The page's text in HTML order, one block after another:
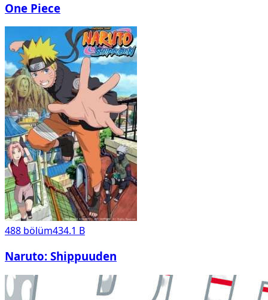
One Piece
488 bölüm434.1 B
Naruto: Shippuuden